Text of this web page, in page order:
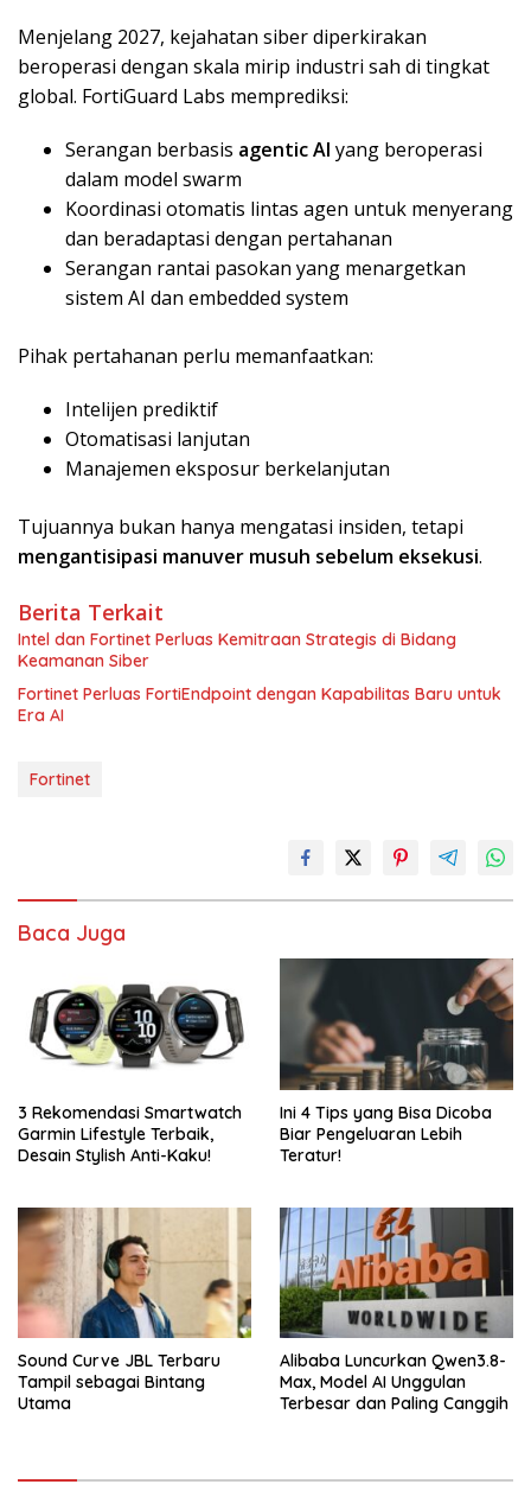
Menjelang 2027, kejahatan siber diperkirakan
beroperasi dengan skala mirip industri sah di tingkat
global. FortiGuard Labs memprediksi:
Serangan berbasis agentic AI yang beroperasi
dalam model swarm
Koordinasi otomatis lintas agen untuk menyerang
dan beradaptasi dengan pertahanan
Serangan rantai pasokan yang menargetkan
sistem AI dan embedded system
Pihak pertahanan perlu memanfaatkan:
Intelijen prediktif
Otomatisasi lanjutan
Manajemen eksposur berkelanjutan
Tujuannya bukan hanya mengatasi insiden, tetapi
mengantisipasi manuver musuh sebelum eksekusi.
Berita Terkait
Intel dan Fortinet Perluas Kemitraan Strategis di Bidang
Keamanan Siber
Fortinet Perluas FortiEndpoint dengan Kapabilitas Baru untuk
Era AI
Fortinet
Baca Juga
3 Rekomendasi Smartwatch
Garmin Lifestyle Terbaik,
Desain Stylish Anti-Kaku!
Ini 4 Tips yang Bisa Dicoba
Biar Pengeluaran Lebih
Teratur!
Sound Curve JBL Terbaru
Tampil sebagai Bintang
Utama
Alibaba Luncurkan Qwen3.8-
Max, Model AI Unggulan
Terbesar dan Paling Canggih